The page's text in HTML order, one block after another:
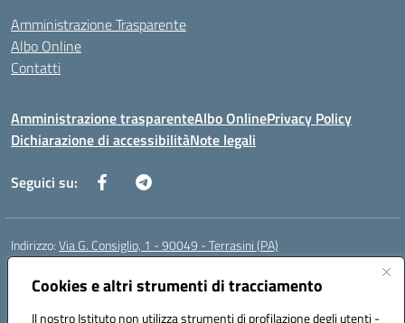
Cookies e altri strumenti di tracciamento
Il nostro Istituto non utilizza strumenti di profilazione degli utenti -
Amministrazione Trasparente
Albo Online
Contatti
Amministrazione trasparenteAlbo OnlinePrivacy Policy
Dichiarazione di accessibilitàNote legali
Seguici su:
Indirizzo:Via G. Consiglio, 1 - 90049 - Terrasini (PA)
Centralino:
Posta elettronica certificata (PEC):paic88700d@pec.istruzione.it
Codice fiscale: 80025710825